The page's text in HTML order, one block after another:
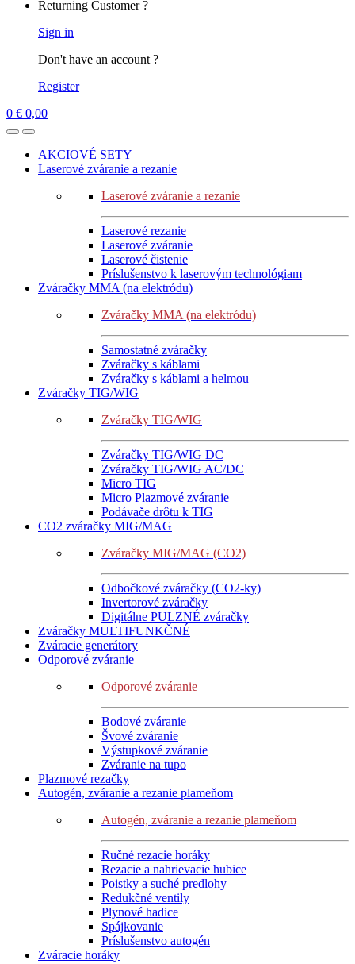
Returning Customer ?
Sign in
Don't have an account ?
Register
0 € 0,00
AKCIOVÉ SETY
Laserové zváranie a rezanie
Laserové zváranie a rezanie
Laserové rezanie
Laserové zváranie
Laserové čistenie
Príslušenstvo k laserovým technológiam
Zváračky MMA (na elektródu)
Zváračky MMA (na elektródu)
Samostatné zváračky
Zváračky s káblami
Zváračky s káblami a helmou
Zváračky TIG/WIG
Zváračky TIG/WIG
Zváračky TIG/WIG DC
Zváračky TIG/WIG AC/DC
Micro TIG
Micro Plazmové zváranie
Podávače drôtu k TIG
CO2 zváračky MIG/MAG
Zváračky MIG/MAG (CO2)
Odbočkové zváračky (CO2-ky)
Invertorové zváračky
Digitálne PULZNÉ zváračky
Zváračky MULTIFUNKČNÉ
Zváracie generátory
Odporové zváranie
Odporové zváranie
Bodové zváranie
Švové zváranie
Výstupkové zváranie
Zváranie na tupo
Plazmové rezačky
Autogén, zváranie a rezanie plameňom
Autogén, zváranie a rezanie plameňom
Ručné rezacie horáky
Rezacie a nahrievacie hubice
Poistky a suché predlohy
Redukčné ventily
Plynové hadice
Spájkovanie
Príslušenstvo autogén
Zváracie horáky